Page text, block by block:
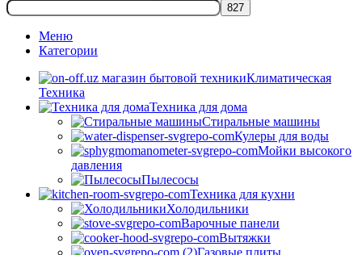
Меню
Категории
Климатическая
Техника
Техника для дома
Стиральные машины
Кулеры для воды
Мойки высокого
давления
Пылесосы
Техника для кухни
Холодильники
Варочные панели
Вытяжки